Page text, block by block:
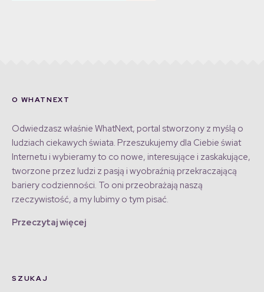
O WHATNEXT
Odwiedzasz właśnie WhatNext, portal stworzony z myślą o
ludziach ciekawych świata. Przeszukujemy dla Ciebie świat
Internetu i wybieramy to co nowe, interesujące i zaskakujące,
tworzone przez ludzi z pasją i wyobraźnią przekraczającą
bariery codzienności. To oni przeobrażają naszą
rzeczywistość, a my lubimy o tym pisać.
Przeczytaj więcej
SZUKAJ